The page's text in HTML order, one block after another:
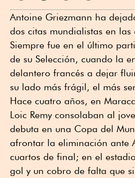
Antoine Griezmann ha
dos citas mundialistas en
Siempre fue en el último
de su Selección, cuando la
delantero francés a dejar
su lado más frágil, el más
Hace cuatro años, en
Loic Remy consolaban al
debuta en una Copa del
afrontar la eliminación ante
cuartos de final; en el
gol y un cobro de falta que